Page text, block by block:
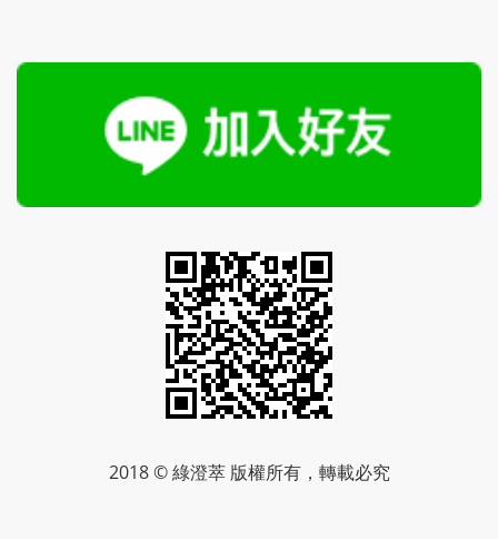
2018 © 綠澄萃 版權所有，轉載必究